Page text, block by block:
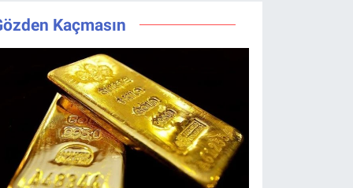
yarışmacı kim
oldu?
1 canlı
Kaçmasın